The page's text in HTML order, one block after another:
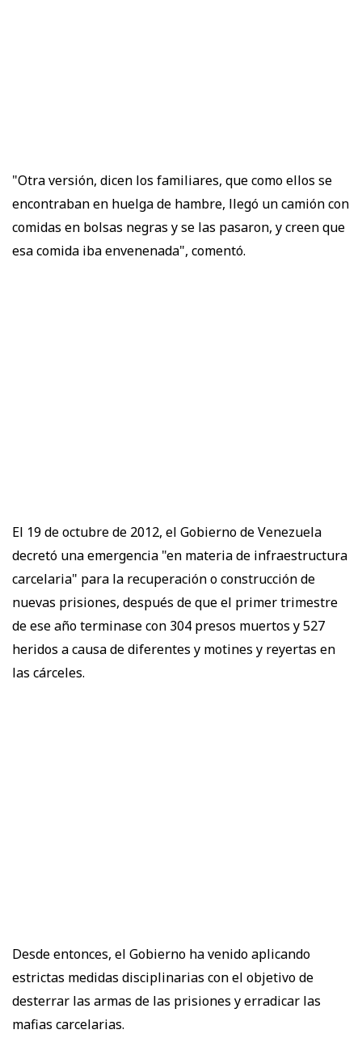
"Otra versión, dicen los familiares, que como ellos se
encontraban en huelga de hambre, llegó un camión con
comidas en bolsas negras y se las pasaron, y creen que
esa comida iba envenenada", comentó.
El 19 de octubre de 2012, el Gobierno de Venezuela
decretó una emergencia "en materia de infraestructura
carcelaria" para la recuperación o construcción de
nuevas prisiones, después de que el primer trimestre
de ese año terminase con 304 presos muertos y 527
heridos a causa de diferentes y motines y reyertas en
las cárceles.
Desde entonces, el Gobierno ha venido aplicando
estrictas medidas disciplinarias con el objetivo de
desterrar las armas de las prisiones y erradicar las
mafias carcelarias.